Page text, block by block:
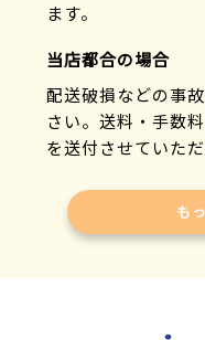
ます。
当店都合の場合
配送破損などの事
さい。送料・手数
を送付させていただ
も